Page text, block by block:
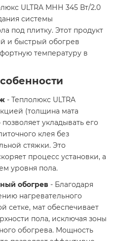
ULTRA МНН 345 Вт/2.0
системы
под плитку. Этот продукт
и быстрый обогрев
температуру в
- Теплолюкс ULTRA
(толщина мата
укладывать его
клея без
стяжки. Это
процесс установки, а
уровня пола.
обогрев - Благодаря
нагревательного
сетке, мат обеспечивает
пола, исключая зоны
обогрева. Мощность